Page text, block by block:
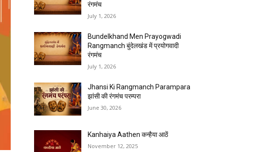
रंगमंच
July 1, 2026
Bundelkhand Men Prayogwadi
Rangmanch बुंदेलखंड में प्रयोगवादी
रंगमंच
July 1, 2026
Jhansi Ki Rangmanch Parampara
झांसी की रंगमंच परम्परा
June 30, 2026
Kanhaiya Aathen कन्हैया आठें
November 12, 2025